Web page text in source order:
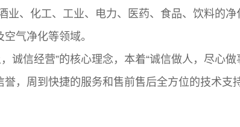
业、化工、工业、电力、医药、食品、饮料的
气净化等领域。
诚信经营”的核心理念，本着“诚信做人，尽心做
，周到快捷的服务和售前售后全方位的技术支